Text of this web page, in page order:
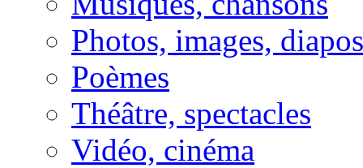
Photos, images, diapos
Poèmes
Théâtre, spectacles
Vidéo, cinéma